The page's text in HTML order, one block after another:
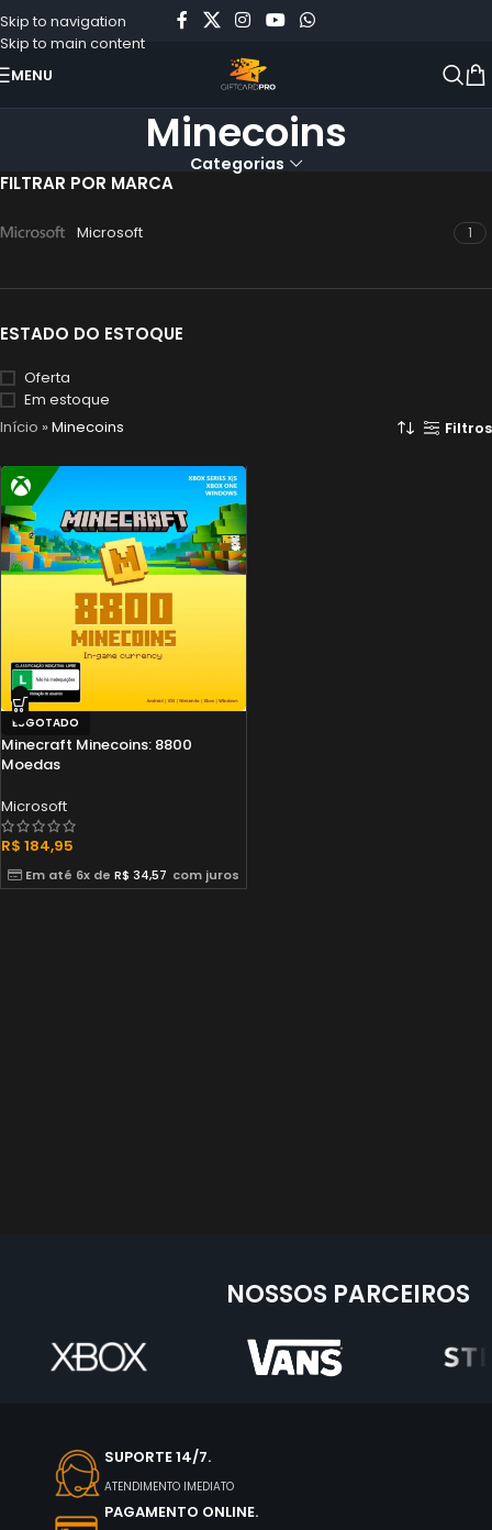
Skip to navigation
Skip to main content
MENU
Minecoins
Categorias
FILTRAR POR MARCA
Microsoft 1
ESTADO DO ESTOQUE
Oferta
Em estoque
Início »Minecoins Filtros
ESGOTADO
Minecraft Minecoins: 8800
Moedas
Microsoft
R$ 184,95
Em até 6x de R$ 34,57 com juros
NOSSOS PARCEIROS
SUPORTE 14/7.
ATENDIMENTO IMEDIATO
PAGAMENTO ONLINE.